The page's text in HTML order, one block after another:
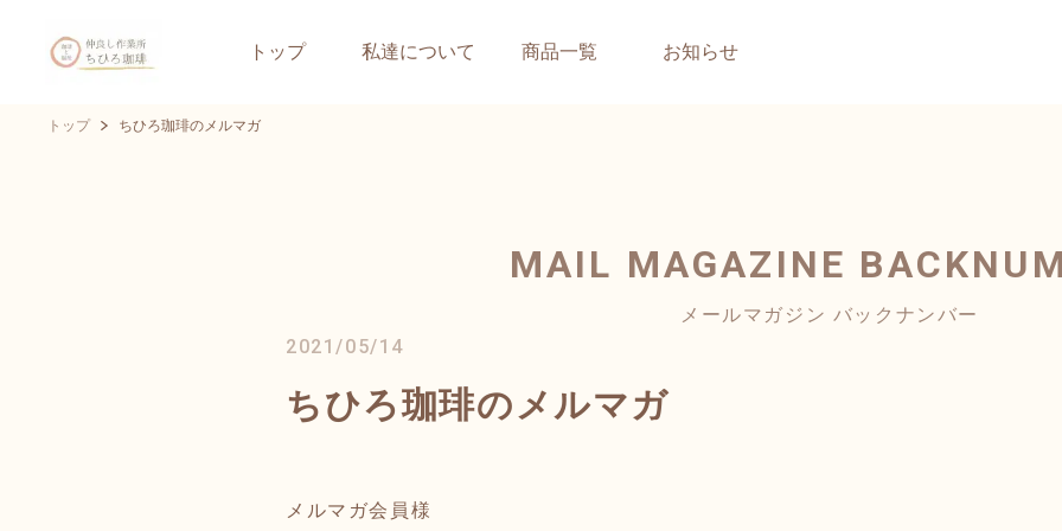
トップ 私達について 商品一覧 お知らせ
トップ ちひろ珈琲のメルマガ
MAIL MAGAZINE
メールマガジン バックナンバー
2021/05/14
ちひろ珈琲のメルマガ
メルマガ会員様